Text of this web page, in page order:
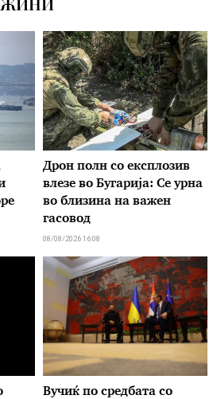
Дрон полн со експлозив
влезе во Бугарија: Се урна
во близина на важен
гасовод
08/08/2026 16:08
Вучиќ по средбата со